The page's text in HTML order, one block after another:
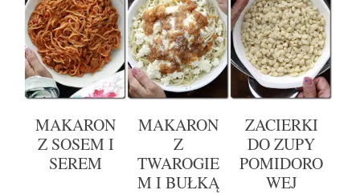
MAKARON
Z SOSEM I
SEREM
MAKARON
Z
TWAROGIE
M I BUŁKĄ
ZACIERKI
DO ZUPY
POMIDORO
WEJ